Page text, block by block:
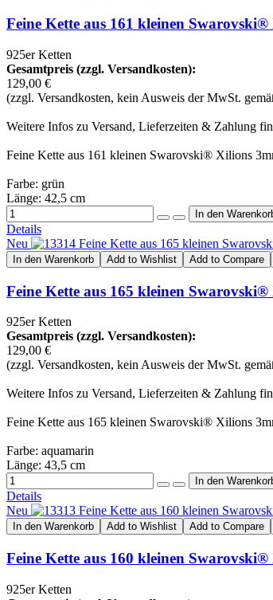
Feine Kette aus 161 kleinen
925er Ketten
Gesamtpreis (zzgl. Versandkosten):
129,00 €
(zzgl. Versandkosten, kein Ausweis der MwSt.
Weitere Infos zu Versand, Lieferzeiten & Zahlung
Feine Kette aus 161 kleinen Swarovski® Xilions
Farbe: grün
Länge: 42,5 cm
Details
Neu
In den Warenkorb Add to Wishlist Add to Compare
Feine Kette aus 165 kleinen
925er Ketten
Gesamtpreis (zzgl. Versandkosten):
129,00 €
(zzgl. Versandkosten, kein Ausweis der MwSt.
Weitere Infos zu Versand, Lieferzeiten & Zahlung
Feine Kette aus 165 kleinen Swarovski® Xilions
Farbe: aquamarin
Länge: 43,5 cm
Details
Neu
In den Warenkorb Add to Wishlist Add to Compare
Feine Kette aus 160 kleinen
925er Ketten